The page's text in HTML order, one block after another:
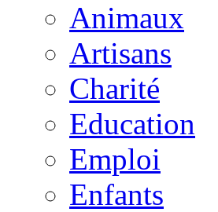
Animaux
Artisans
Charité
Education
Emploi
Enfants